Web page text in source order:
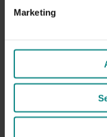
Marketing
Aalbers
Aalbers